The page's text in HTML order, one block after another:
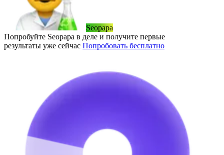
Seopapa
Попробуйте Seopapa в деле и получите первые
результаты уже сейчас Попробовать бесплатно